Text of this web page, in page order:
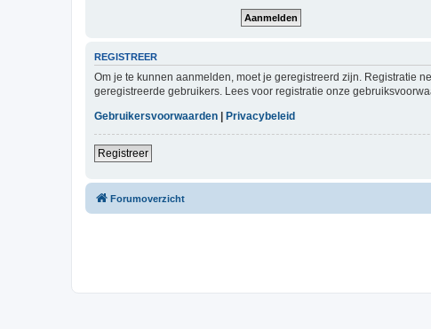
REGISTREER
Om je te kunnen aanmelden, moet je geregistreerd zijn. Registratie
geregistreerde gebruikers. Lees voor registratie onze
Gebruikersvoorwaarden
Privacybeleid
Registreer
Forumoverzicht